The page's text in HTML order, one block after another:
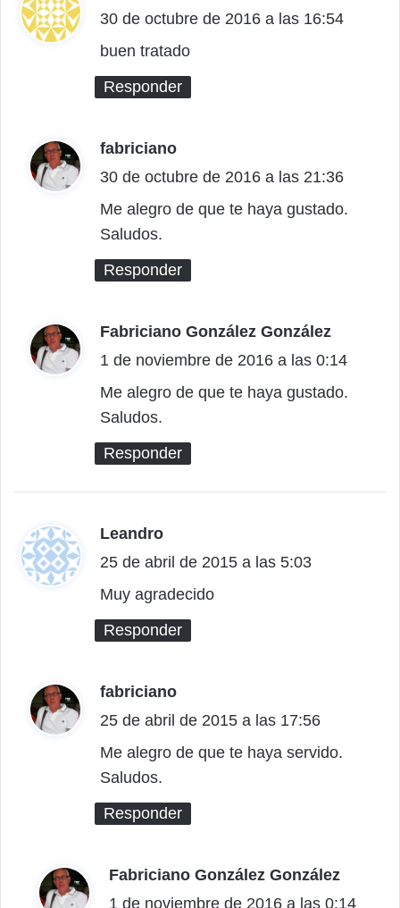
i
c
e
:
30 de octubre de 2016 a las 16:54
buen tratado
Responder
fabriciano
i
c
:
30 de octubre de 2016 a las 21:36
Me alegro de que te haya gustado.
Saludos.
Responder
Fabriciano González González
i
c
1 de noviembre de 2016 a las 0:14
Me alegro de que te haya gustado.
Saludos.
Responder
Leandro
i
c
e
:
25 de abril de 2015 a las 5:03
Muy agradecido
Responder
fabriciano
i
c
:
25 de abril de 2015 a las 17:56
Me alegro de que te haya servido.
Saludos.
Responder
Fabriciano González González
i
1 de noviembre de 2016 a las 0:14